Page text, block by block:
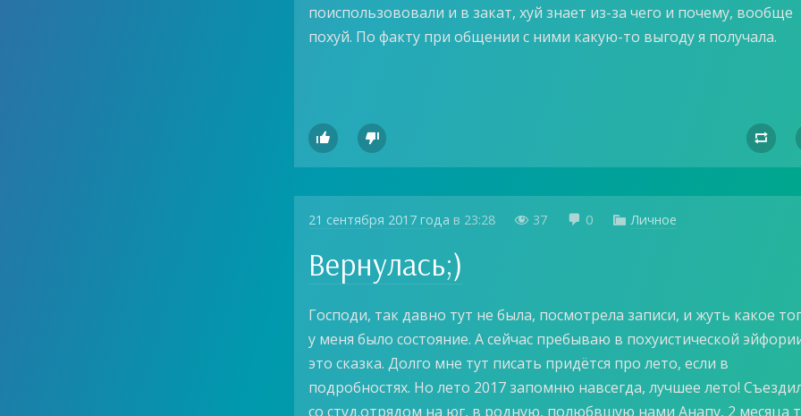
поиспользововали и в закат, хуй знает из-за чего и почему, вообще
похуй. По факту при общении с ними какую-то выгоду я получала.
  
21 сентября 2017 года в 23:28  37  0  Личное
Вернулась;)
Господи, так давно тут не была, посмотрела записи, и жуть какое
у меня было состояние. А сейчас пребываю в похуистической
это сказка. Долго мне тут писать придётся про лето, если в
подробностях. Но лето 2017 запомню навсегда, лучшее лето!
со студ.отрядом на юг, в родную, полюбвшую нами Анапу, 2 месяца